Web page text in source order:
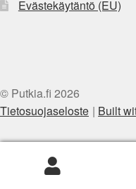
Evästekäytäntö (EU)
© Putkia.fi 2026
Tietosuojaseloste
Built